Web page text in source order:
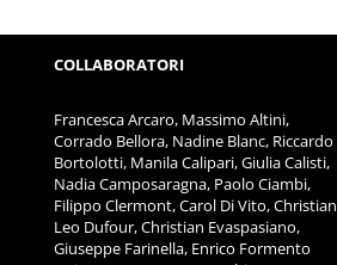
COLLABORATORI
Francesca Arcaro, Massimo Altini,
Corrado Bellora, Nadine Blanc, Riccardo
Bortolotti, Manila Calipari, Giulia Calisti,
Nadia Camposaragna, Paolo Ciambi,
Filippo Clermont, Carol Di Vito, Christian
Leo Dufour, Christian Evaspasiano,
Giuseppe Farinella, Enrico Formento